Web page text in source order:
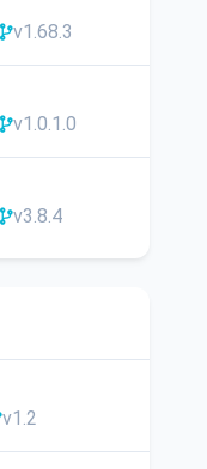
v1.68.3
v1.0.1.0
v3.8.4
v1.2